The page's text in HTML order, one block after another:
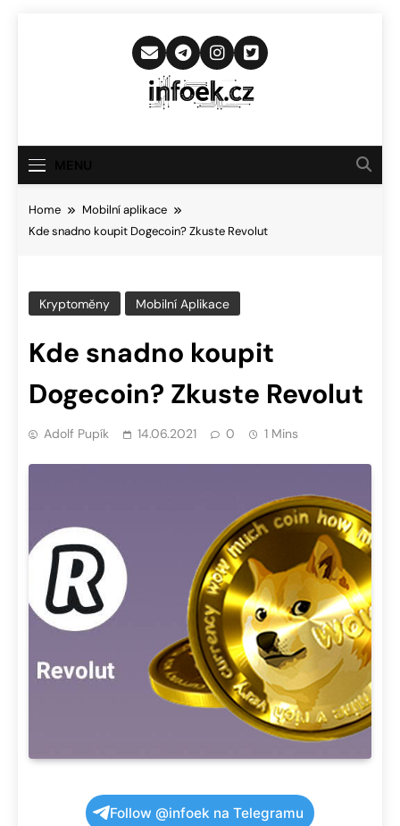
Infoek.cz
Novinkám
Home
Mobilní aplikace
Kde snadno koupit Dogecoin? Zkuste Revolut
Kryptoměny Mobilní Aplikace
Kde snadno koupit
Dogecoin? Zkuste Revolut
Adolf Pupík 14.06.2021 0 1 Mins
Follow @infoek na Telegramu